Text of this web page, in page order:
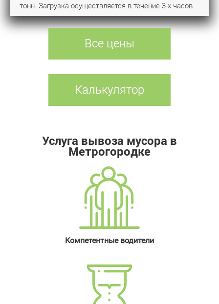
тонн. Загрузка осуществляется в течение 3-х часов.
Все цены
Калькулятор
Услуга вывоза мусора в
Метрогородке
Компетентные водители